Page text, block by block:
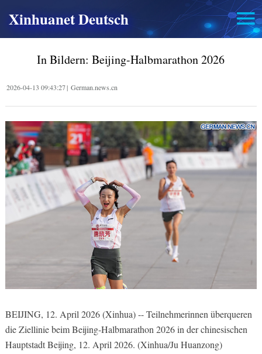
Xinhuanet Deutsch
In Bildern: Beijing-Halbmarathon 2026
2026-04-13 09:43:27| German.news.cn
BEIJING, 12. April 2026 (Xinhua) -- Teilnehmerinnen überqueren
die Ziellinie beim Beijing-Halbmarathon 2026 in der chinesischen
Hauptstadt Beijing, 12. April 2026. (Xinhua/Ju Huanzong)